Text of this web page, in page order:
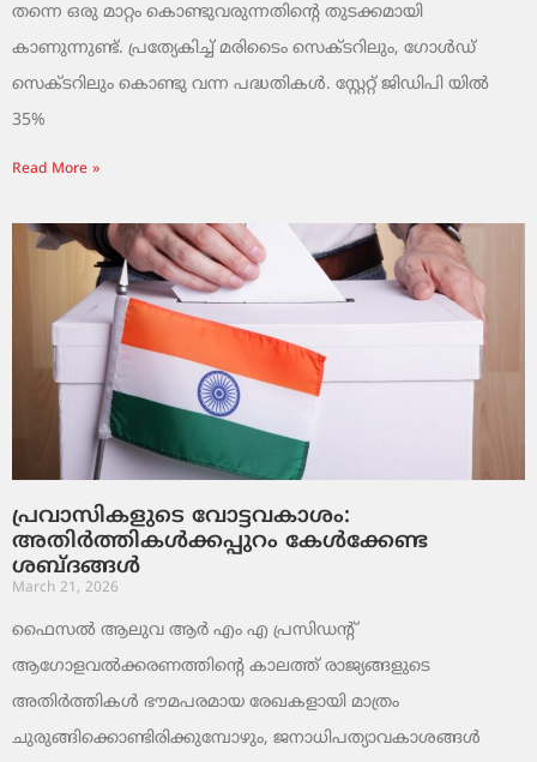
തന്നെ ഒരു മാറ്റം കൊണ്ടുവരുന്നതിന്റെ തുടക്കമായി
കാണുന്നുണ്ട്. പ്രത്യേകിച്ച് മരിടൈം സെക്ടറിലും, ഗോൾഡ്
സെക്ടറിലും കൊണ്ടു വന്ന പദ്ധതികൾ. സ്റ്റേറ്റ് ജിഡിപി യിൽ
35%
Read More »
പ്രവാസികളുടെ വോട്ടവകാശം:
അതിർത്തികൾക്കപ്പുറം കേൾക്കേണ്ട
ശബ്ദങ്ങൾ
March 21, 2026
ഫൈസൽ ആലുവ ആർ എം എ പ്രസിഡന്റ്
ആഗോളവൽക്കരണത്തിന്റെ കാലത്ത് രാജ്യങ്ങളുടെ
അതിർത്തികൾ ഭൗമപരമായ രേഖകളായി മാത്രം
ചുരുങ്ങിക്കൊണ്ടിരിക്കുമ്പോഴും, ജനാധിപത്യാവകാശങ്ങൾ